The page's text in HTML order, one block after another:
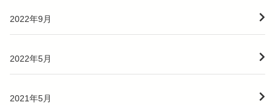
2022年9月
2022年5月
2021年5月